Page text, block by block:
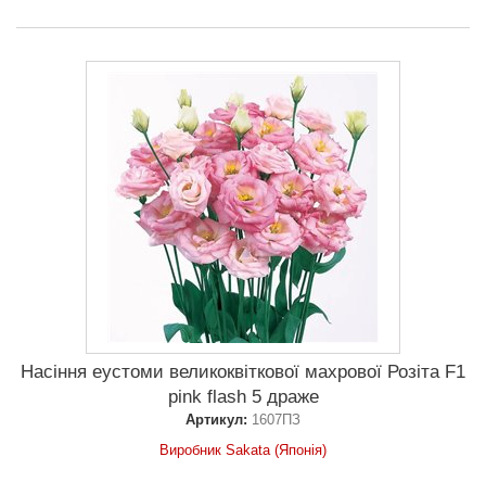
Насіння еустоми великоквіткової махрової Розіта F1
pink flash 5 драже
Артикул: 1607ПЗ
Виробник Sakata (Японія)